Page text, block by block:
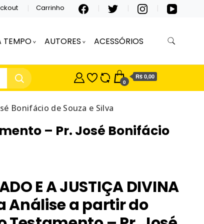
Carrinho
TEMPO AUTORES ACESSÓRIOS
0
R$ 0,00
Bonifácio de Souza e Silva
– Pr. José Bonifácio
E A JUSTIÇA DIVINA
Análise a partir do